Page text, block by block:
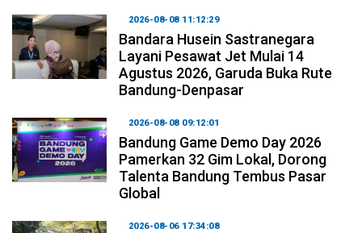
2026-08-08 11:12:29
Bandara Husein Sastranegara
Layani Pesawat Jet Mulai 14
Agustus 2026, Garuda Buka Rute
Bandung-Denpasar
2026-08-08 09:12:01
Bandung Game Demo Day 2026
Pamerkan 32 Gim Lokal, Dorong
Talenta Bandung Tembus Pasar
Global
2026-08-06 17:34:08